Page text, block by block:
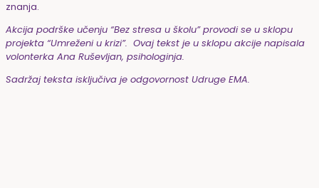
znanja.
Akcija podrške učenju “Bez stresa u školu” provodi se u sklopu
projekta “Umreženi u krizi”. Ovaj tekst je u sklopu akcije napisala
volonterka Ana Ruševljan, psihologinja.
Sadržaj teksta isključiva je odgovornost Udruge EMA.